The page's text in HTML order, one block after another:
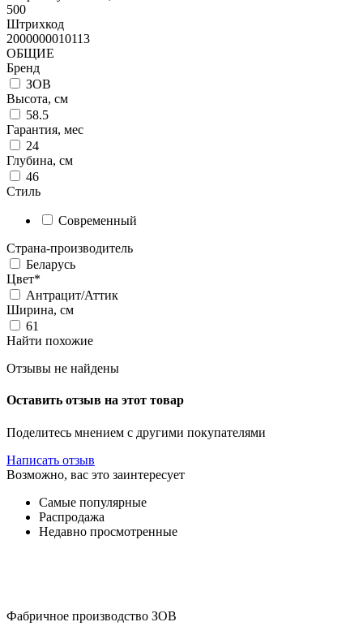
500
Штрихкод
2000000010113
ОБЩИЕ
Бренд
ЗОВ
Высота, см
58.5
Гарантия, мес
24
Глубина, см
46
Стиль
Современный
Страна-производитель
Беларусь
Цвет*
Антрацит/Аттик
Ширина, см
61
Найти похожие
Отзывы не найдены
Оставить отзыв на этот товар
Поделитесь мнением с другими покупателями
Написать отзыв
Возможно, вас это заинтересует
Самые популярные
Распродажа
Недавно просмотренные
Фабричное производство ЗОВ